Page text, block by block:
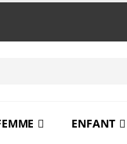
ENFANT